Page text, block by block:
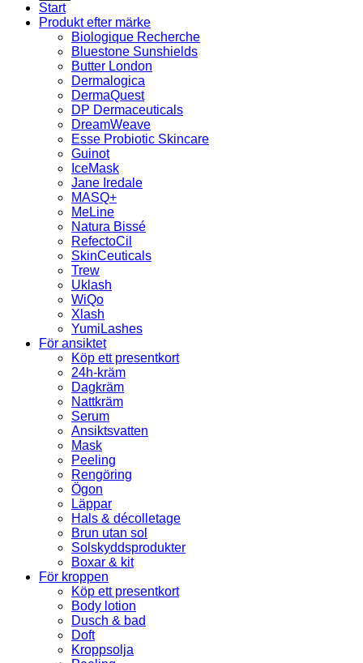
Start
Produkt efter märke
Biologique Recherche
Bluestone Sunshields
Butter London
Dermalogica
DermaQuest
DP Dermaceuticals
DreamWeave
Esse Probiotic Skincare
Guinot
IceMask
Jane Iredale
MASQ+
MeLine
Natura Bissé
RefectoCil
SkinCeuticals
Trew
Uklash
WiQo
Xlash
YumiLashes
För ansiktet
Köp ett presentkort
24h-kräm
Dagkräm
Nattkräm
Serum
Ansiktsvatten
Mask
Peeling
Rengöring
Ögon
Läppar
Hals & décolletage
Brun utan sol
Solskyddsprodukter
Boxar & kit
För kroppen
Köp ett presentkort
Body lotion
Dusch & bad
Doft
Kroppsolja